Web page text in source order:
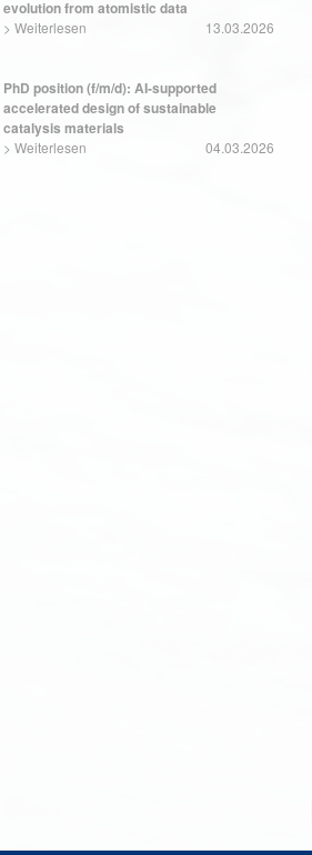
evolution from atomistic data
> Weiterlesen 13.03.2026
PhD position (f/m/d): AI-supported
accelerated design of sustainable
catalysis materials
> Weiterlesen 04.03.2026